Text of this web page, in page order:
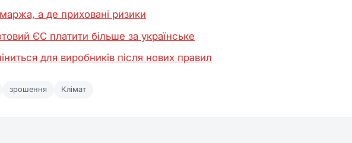
а де приховані ризики
ЄС платити більше за українське
для виробників після нових правил
зрошення Клімат